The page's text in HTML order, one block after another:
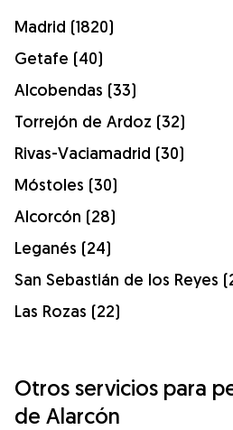
Madrid (1820)
Getafe (40)
Alcobendas (33)
Torrejón de Ardoz (32)
Rivas-Vaciamadrid (30)
Móstoles (30)
Alcorcón (28)
Leganés (24)
San Sebastián de los Reyes
Las Rozas (22)
Otros servicios para
de Alarcón